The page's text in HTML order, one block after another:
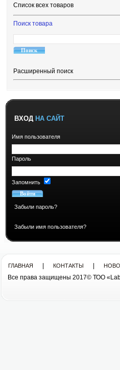
Список всех товаров
Поиск товара
Расширенный поиск
ВХОД НА САЙТ
Имя пользователя
Пароль
Запомнить
Забыли пароль?
Забыли имя пользователя?
ГЛАВНАЯ КОНТАКТЫ
Все права защищены 2017© ТОО